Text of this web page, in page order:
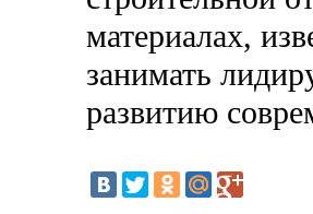
материалах,
занимать
развитию